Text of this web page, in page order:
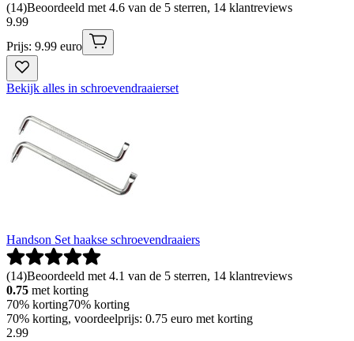
(14)Beoordeeld met 4.6 van de 5 sterren, 14 klantreviews
9.99
Prijs: 9.99 euro
Bekijk alles in schroevendraaierset
Handson Set haakse schroevendraaiers
(14)Beoordeeld met 4.1 van de 5 sterren, 14 klantreviews
0.75 met korting
70% korting70% korting
70% korting, voordeelprijs: 0.75 euro met korting
2.99